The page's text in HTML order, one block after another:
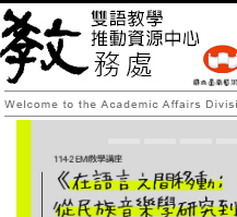
跳
到
主
要
內